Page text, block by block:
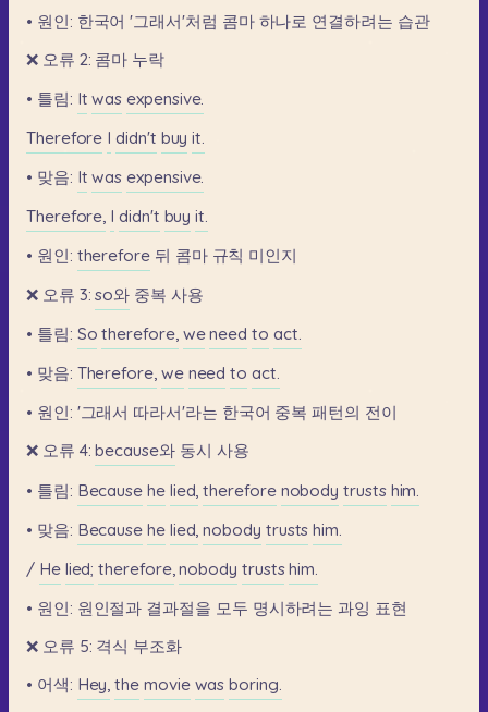
• 원인: 한국어 '그래서'처럼 콤마 하나로 연결하려는 습관
❌ 오류 2: 콤마 누락
• 틀림: It was expensive.
Therefore I didn't buy it.
• 맞음: It was expensive.
Therefore, I didn't buy it.
• 원인: therefore 뒤 콤마 규칙 미인지
❌ 오류 3: so와 중복 사용
• 틀림: So therefore, we need to act.
• 맞음: Therefore, we need to act.
• 원인: '그래서 따라서'라는 한국어 중복 패턴의 전이
❌ 오류 4: because와 동시 사용
• 틀림: Because he lied, therefore nobody trusts him.
• 맞음: Because he lied, nobody trusts him.
/ He lied; therefore, nobody trusts him.
• 원인: 원인절과 결과절을 모두 명시하려는 과잉 표현
❌ 오류 5: 격식 부조화
• 어색: Hey, the movie was boring.